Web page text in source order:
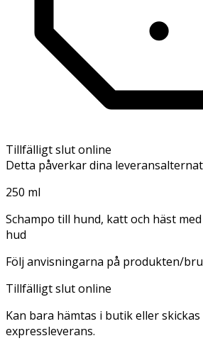
Tillfälligt slut online
Detta påverkar dina
250 ml
Schampo till hund, katt och häst
hud
Följ anvisningarna på produkten/
Tillfälligt slut online
Kan bara hämtas i butik eller skickas
expressleverans.